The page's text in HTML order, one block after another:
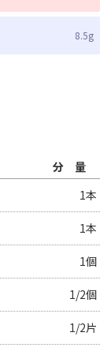
8.5g
分量
1本
1本
1個
1/2個
1/2片